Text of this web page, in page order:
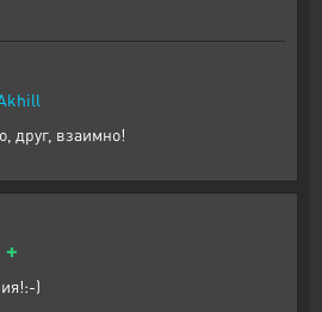
друг, взаимно!
+
)